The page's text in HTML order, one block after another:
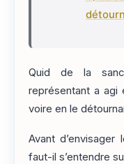
Quid de la
représentant a agi
voire en le
Avant
faut-il s’entendre